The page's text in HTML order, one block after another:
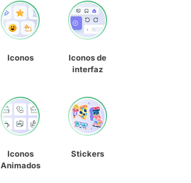
Iconos
Iconos de
interfaz
Iconos
Animados
Stickers